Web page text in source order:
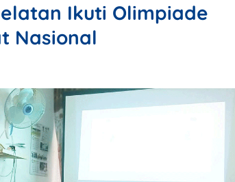
Ikuti Olimpiade
Nasional